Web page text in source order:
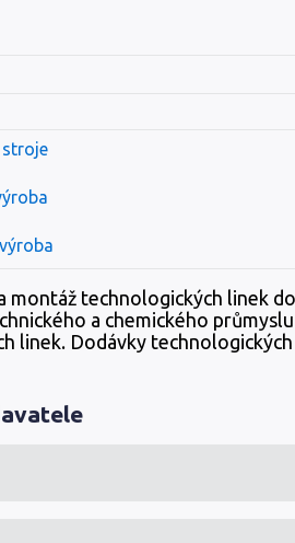
stroje
montáž technologických linek do
a chemického
linek. Dodávky